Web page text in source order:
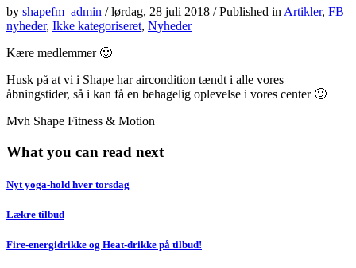
by shapefm_admin /lørdag, 28 juli 2018 /Published in Artikler, FB
nyheder, Ikke kategoriseret, Nyheder
Kære medlemmer 🙂
Husk på at vi i Shape har aircondition tændt i alle vores
åbningstider, så i kan få en behagelig oplevelse i vores center 🙂
Mvh Shape Fitness & Motion
What you can read next
Nyt yoga-hold hver torsdag
Lækre tilbud
Fire-energidrikke og Heat-drikke på tilbud!